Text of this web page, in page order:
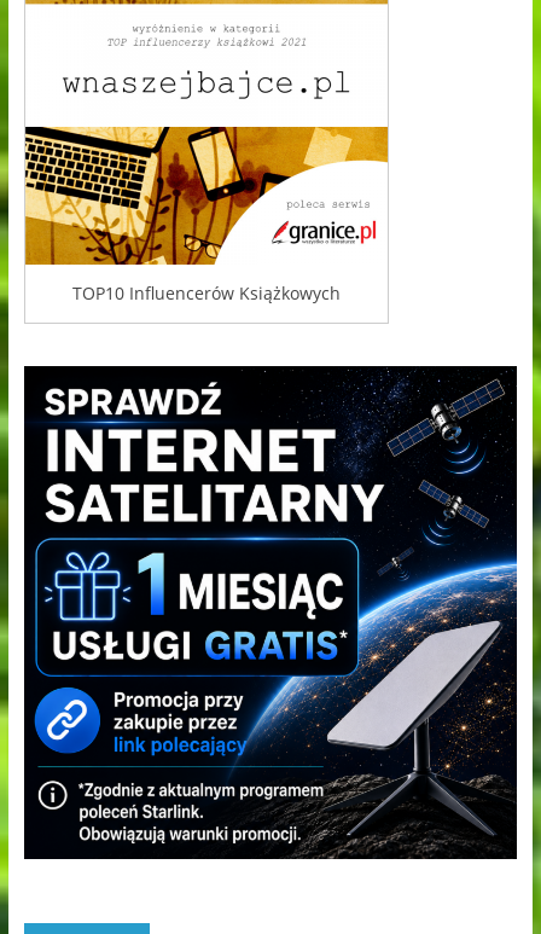
TOP10 Influencerów Książkowych